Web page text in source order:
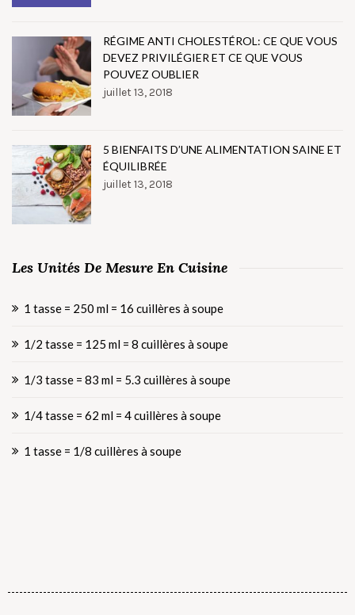
RÉGIME ANTI CHOLESTÉROL: CE QUE VOUS
DEVEZ PRIVILÉGIER ET CE QUE VOUS
POUVEZ OUBLIER
juillet 13, 2018
5 BIENFAITS D’UNE ALIMENTATION SAINE ET
ÉQUILIBRÉE
juillet 13, 2018
Les Unités De Mesure En Cuisine
1 tasse = 250 ml = 16 cuillères à soupe
1/2 tasse = 125 ml = 8 cuillères à soupe
1/3 tasse = 83 ml = 5.3 cuillères à soupe
1/4 tasse = 62 ml = 4 cuillères à soupe
1 tasse = 1/8 cuillères à soupe